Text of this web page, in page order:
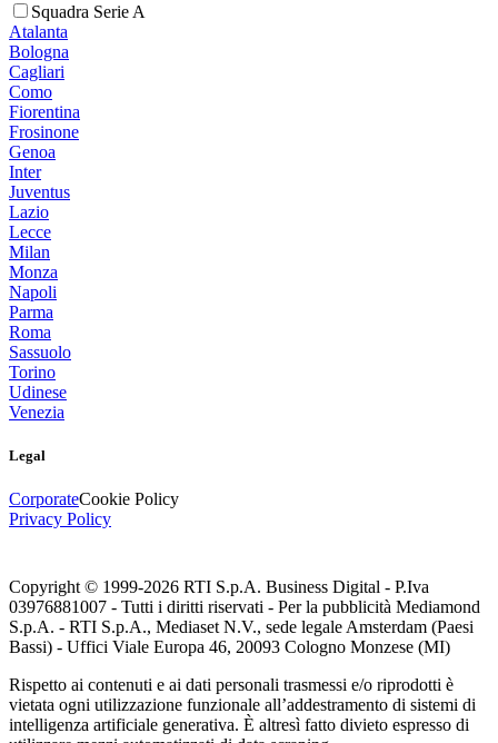
Squadra Serie A
Atalanta
Bologna
Cagliari
Como
Fiorentina
Frosinone
Genoa
Inter
Juventus
Lazio
Lecce
Milan
Monza
Napoli
Parma
Roma
Sassuolo
Torino
Udinese
Venezia
Legal
CorporateCookie Policy
Privacy Policy
Copyright © 1999-2026 RTI S.p.A. Business Digital - P.Iva
03976881007 - Tutti i diritti riservati - Per la pubblicità Mediamond
S.p.A. - RTI S.p.A., Mediaset N.V., sede legale Amsterdam (Paesi
Bassi) - Uffici Viale Europa 46, 20093 Cologno Monzese (MI)
Rispetto ai contenuti e ai dati personali trasmessi e/o riprodotti è
vietata ogni utilizzazione funzionale all’addestramento di sistemi di
intelligenza artificiale generativa. È altresì fatto divieto espresso di